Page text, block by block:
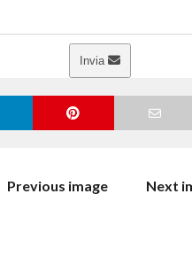
Invia
Previous image Next